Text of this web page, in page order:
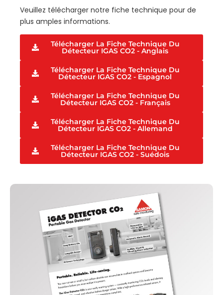
Veuillez télécharger notre fiche technique pour de
plus amples informations.
Télécharger La Fiche Technique Du
Détecteur IGAS CO2 - Anglais
Télécharger La Fiche Technique Du
Détecteur IGAS CO2 - Espagnol
Télécharger La Fiche Technique Du
Détecteur IGAS CO2 - Français
Télécharger La Fiche Technique Du
Détecteur IGAS CO2 - Allemand
Télécharger La Fiche Technique Du
Détecteur IGAS CO2 - Suédois